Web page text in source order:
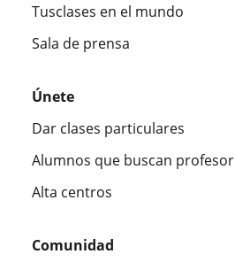
Tusclases en el mundo
Sala de prensa
Únete
Dar clases particulares
Alumnos que buscan profesor
Alta centros
Comunidad